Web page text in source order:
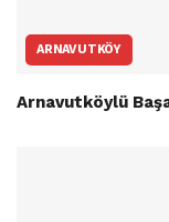
ARNAVUTKÖY
Arnavutköylü